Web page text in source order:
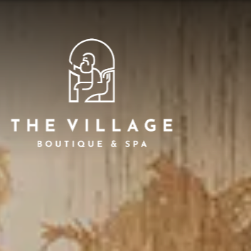
7
Page d'accueil